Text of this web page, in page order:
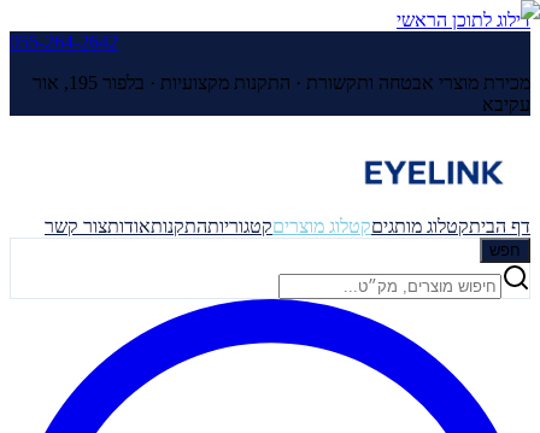
דילוג לתוכן הראשי
055-264-2642
מכירת מוצרי אבטחה ותקשורת · התקנות מקצועיות ·
בלפור 195, אור
עקיבא
דף הביתקטלוג מותגיםקטלוג מוצריםקטגוריותהתקנותאודותצור קשר
חפש